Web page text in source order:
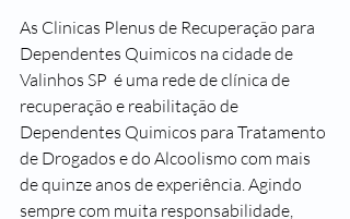
As Clinicas Plenus de Recuperação para
Dependentes Quimicos na cidade de
Valinhos SP  é uma rede de clínica de
recuperação e reabilitação de
Dependentes Quimicos para Tratamento
de Drogados e do Alcoolismo com mais
de quinze anos de experiência. Agindo
sempre com muita responsabilidade,